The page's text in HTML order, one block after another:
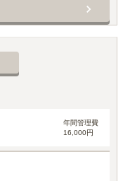
年間管理費
16,000円